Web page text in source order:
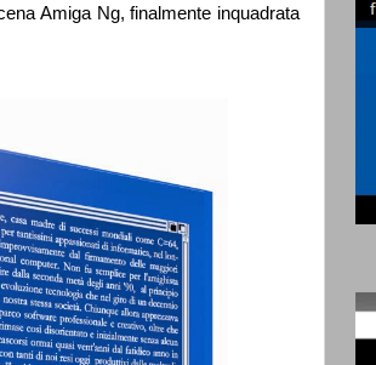
Amiga Ng, finalmente inquadrata